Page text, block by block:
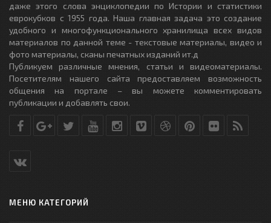
даже этого слова энциклопедии по Истории и статистики
еврокубков с 1955 года. Наша главная задача это создание
удобного и многофункционального хранилища всех видов
материалов по данной теме - текстовые материалы, видео и
фото материалы, сканы печатных изданий ит.д
Публикуем различные мнения, статьи и видеоматериалы.
Посетителям нашего сайта предоставляем возможность
общения на портале – вы можете комментировать
публикации и добавлять свои.
МЕНЮ КАТЕГОРИЙ